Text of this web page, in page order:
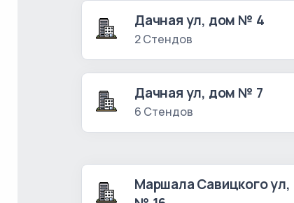
Дачная ул, дом № 4
2 Стендов
Дачная ул, дом № 7
6 Стендов
Маршала Савицкого